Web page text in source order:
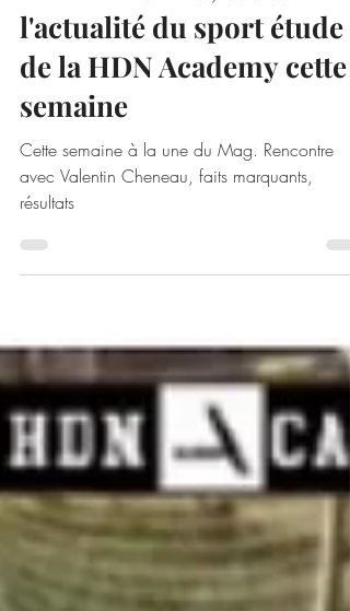
HDN MAG #16, toute
l'actualité du sport étude
de la HDN Academy cette
semaine
Cette semaine à la une du Mag. Rencontre
avec Valentin Cheneau, faits marquants,
résultats